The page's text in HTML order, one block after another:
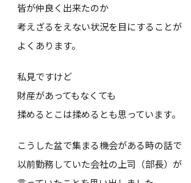
皆が仲良く出来たのか
考えざるをえない状況を目にすることが
よくあります。
私見ですけど
財産があってもなくても
揉めるとこは揉めるとも思っています。
こうした盆で集まる機会がある時の話で
以前勤務していた会社の上司（部長）が